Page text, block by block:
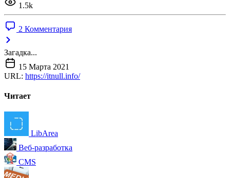
1.5k
2 Комментария
Загадка...
15 Марта 2021
URL: https://itnull.info/
Читает
LibArea
Веб-разработка
CMS